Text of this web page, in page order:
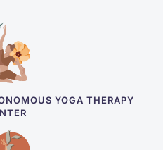
YOGA THERAPY